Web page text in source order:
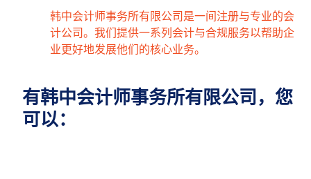
韩中会计师事务所有限公司是一间注册与专业的会
计公司。我们提供一系列会计与合规服务以帮助企
业更好地发展他们的核心业务。
有韩中会计师事务所有限公司，您
可以：